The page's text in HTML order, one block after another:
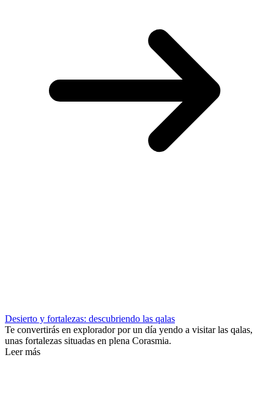
Desierto y fortalezas: descubriendo las qalas
Te convertirás en explorador por un día yendo a visitar las qalas,
unas fortalezas situadas en plena Corasmia.
Leer más